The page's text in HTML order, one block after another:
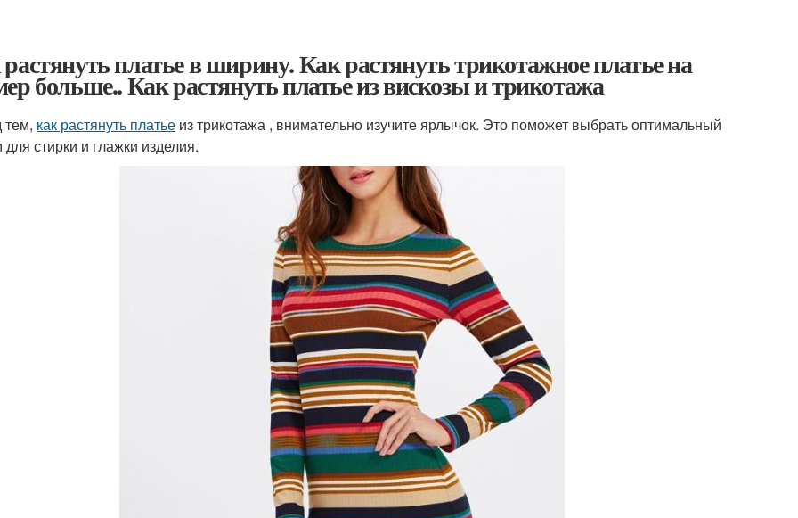
платье в ширину. Как растянуть трикотажное платье на
больше.. Как растянуть платье из вискозы и трикотажа
тем, как растянуть платье из трикотажа , внимательно изучите ярлычок. Это поможет выбрать оптимальный
стирки и глажки изделия.